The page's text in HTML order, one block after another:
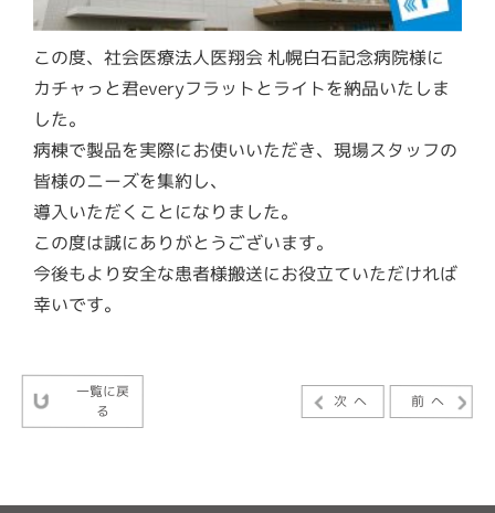
この度、社会医療法人医翔会 札幌白石記念病院様に
カチャっと君everyフラットとライトを納品いたしま
した。
病棟で製品を実際にお使いいただき、現場スタッフの
皆様のニーズを集約し、
導入いただくことになりました。
この度は誠にありがとうございます。
今後もより安全な患者様搬送にお役立ていただければ
幸いです。
一覧に戻
る
次へ 前へ